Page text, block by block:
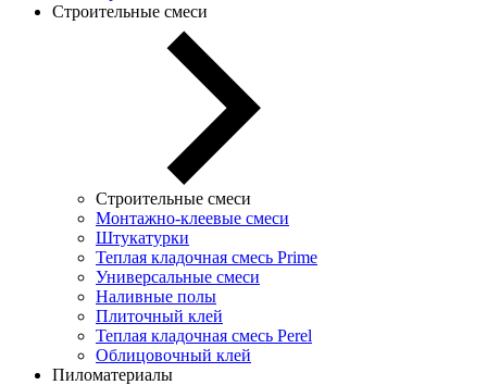
Строительные смеси
Строительные смеси
Монтажно-клеевые смеси
Штукатурки
Теплая кладочная смесь Prime
Универсальные смеси
Наливные полы
Плиточный клей
Теплая кладочная смесь Perel
Облицовочный клей
Пиломатериалы